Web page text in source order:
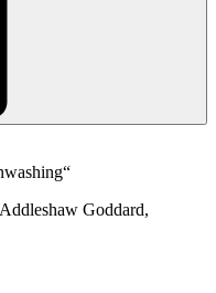
Goddard,